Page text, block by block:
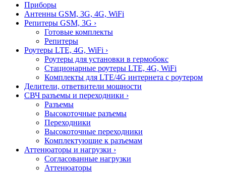
Приборы
Антенны GSM, 3G, 4G, WiFi
Репитеры GSM, 3G ›
Готовые комплекты
Репитеры
Роутеры LTE, 4G, WiFi ›
Роутеры для установки в гермобокс
Стационарные роутеры LTE, 4G, WiFi
Комплекты для LTE/4G интернета с роутером
Делители, ответвители мощности
СВЧ разъемы и переходники ›
Разъемы
Высокоточные разъемы
Переходники
Высокоточные переходники
Комплектующие к разъемам
Аттенюаторы и нагрузки ›
Согласованные нагрузки
Аттенюаторы